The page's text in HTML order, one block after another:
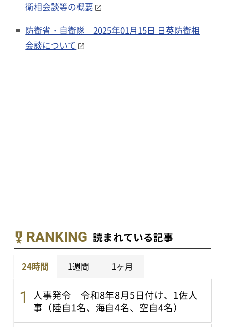
衛相会談等の概要
防衛省・自衛隊｜2025年01月15日 日英防衛相
会談について
RANKING 読まれている記事
24時間 1週間 1ヶ月
人事発令 令和8年8月5日付け、1佐人
事（陸自1名、海自4名、空自4名）